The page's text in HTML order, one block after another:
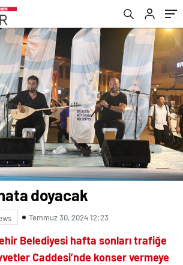
doyacak
Temmuz 30, 2024 12:23
Belediyesi hafta sonları trafiğe
Caddesi’nde konser vermeye